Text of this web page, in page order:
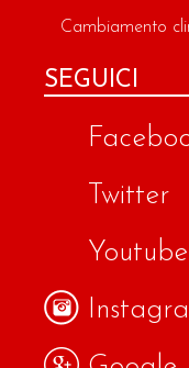
Cambiamento
SEGUICI
Twitter
Youtube